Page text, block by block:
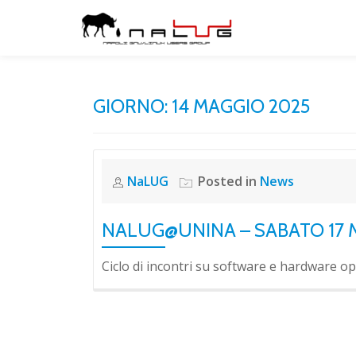
GIORNO: 14 MAGGIO 2025
NaLUG Posted in News
NALUG@UNINA – SABATO 17
Ciclo di incontri su software e hardware